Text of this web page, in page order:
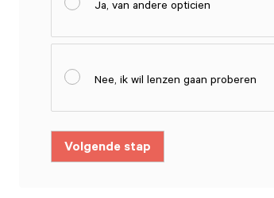
Ja, van andere opticien
Nee, ik wil lenzen gaan proberen
Volgende stap